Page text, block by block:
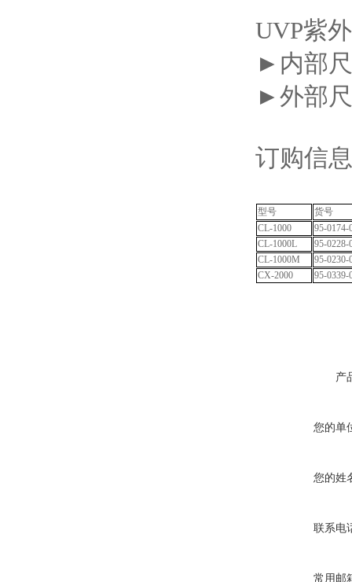
UVP紫
►内部
►外部
订购信
型号
货号
CL-1000
95-0174-
CL-1000L
95-0228-
CL-1000M
95-0230-
CX-2000
95-0339-
产
您的单
您的姓
联系电
常用邮